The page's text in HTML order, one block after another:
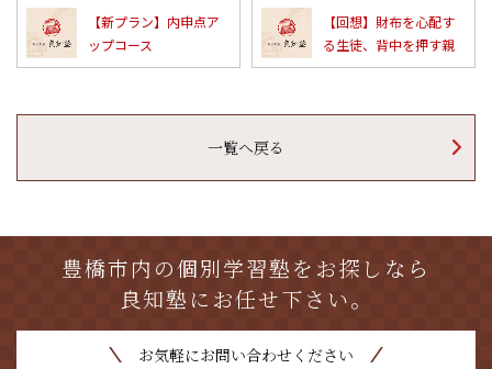
【新プラン】内申点ア
ップコース
【回想】財布を心配す
る生徒、背中を押す親
一覧へ戻る
豊橋市内の個別学習塾をお探しなら
良知塾にお任せ下さい。
お気軽にお問い合わせください